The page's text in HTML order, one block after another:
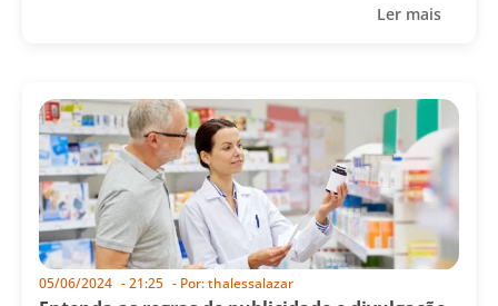
Ler mais
05/06/2024 -21:25 - Por:thalessalazar